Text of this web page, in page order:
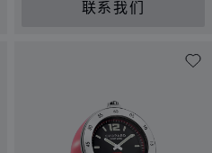
联系我们